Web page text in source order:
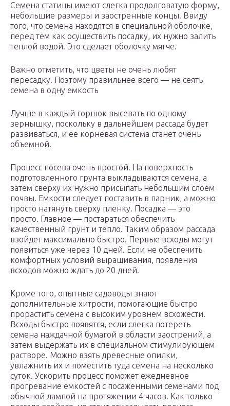
Семена статицы имеют слегка продолговатую форму,
небольшие размеры и заостренные концы. Ввиду
того, что семена находятся в специальной оболочке,
перед тем как осуществить посадку, их нужно залить
теплой водой. Это сделает оболочку мягче.
Важно отметить, что цветы не очень любят
пересадку. Поэтому правильнее всего — не сеять
семена в одну емкость
Лучше в каждый горшок высевать по одному
зернышку, поскольку в дальнейшем рассада будет
развиваться, и ее корневая система станет очень
объемной.
Процесс посева очень простой. На поверхность
подготовленного грунта выкладываются семена, а
затем сверху их нужно присыпать небольшим слоем
почвы. Емкости следует поставить в парник, а можно
просто натянуть сверху пленку. Посадка — это
просто. Главное — постараться обеспечить
качественный грунт и тепло. Таким образом рассада
взойдет максимально быстро. Первые всходы могут
появиться уже через 10 дней. Если не обеспечить
комфортных условий выращивания, появления
всходов можно ждать до 20 дней.
Кроме того, опытные садоводы знают
дополнительные хитрости, помогающие быстро
прорастить семена с высоким уровнем всхожести.
Всходы быстро появятся, если слегка потереть
семена наждачной бумагой в области заострений, а
затем выдержать их в специальном стимулирующем
растворе. Можно взять древесные опилки,
увлажнить их и поместить туда семена на несколько
суток. Ускорить процесс поможет ежедневное
прогревание емкостей с посаженными семенами под
обычной лампой на протяжении 4 часов. Как только